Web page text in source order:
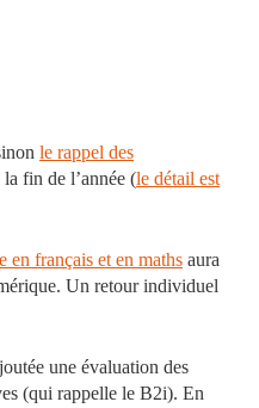
le rappel des
fin de l’année (le détail est
en français et en maths aura
Un retour individuel
une évaluation des
(qui rappelle le B2i). En